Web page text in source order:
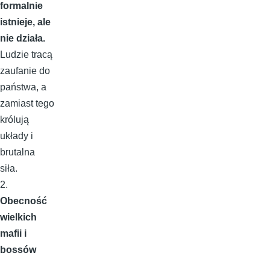
formalnie
istnieje, ale
nie działa.
Ludzie tracą
zaufanie do
państwa, a
zamiast tego
królują
układy i
brutalna
siła.
2.
Obecność
wielkich
mafii i
bossów